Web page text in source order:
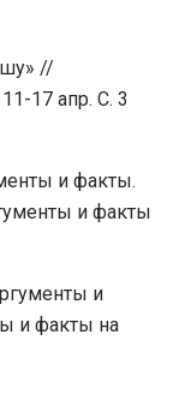
//
17 апр. С. 3
и факты.
и факты
и
и факты на